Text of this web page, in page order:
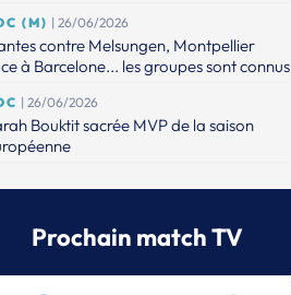
(M) | 26/06/2026
contre Melsungen, Montpellier
à Barcelone... les groupes sont connus
| 26/06/2026
Bouktit sacrée MVP de la saison
(M) | 25/06/2026
Prochain match TV